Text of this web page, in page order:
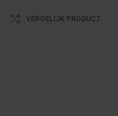
VERGELIJK PRODUCT